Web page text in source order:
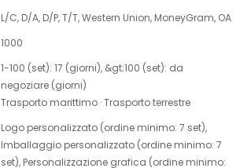
L/C, D/A, D/P, T/T, Western Union, MoneyGram, OA
1000
1-100 (set): 17 (giorni), &gt;100 (set): da
negoziare (giorni)
Trasporto marittimo · Trasporto terrestre
Logo personalizzato (ordine minimo: 7 set),
Imballaggio personalizzato (ordine minimo: 7
set), Personalizzazione grafica (ordine minimo: